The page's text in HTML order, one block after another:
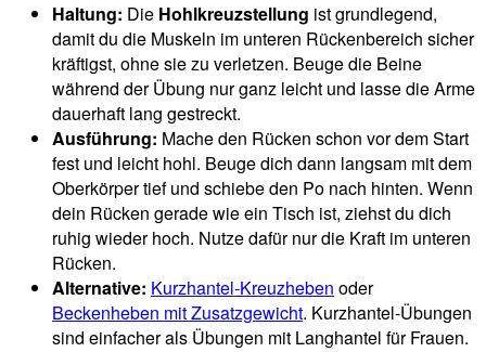
Haltung: Die Hohlkreuzstellung ist grundlegend,
damit du die Muskeln im unteren Rückenbereich sicher
kräftigst, ohne sie zu verletzen. Beuge die Beine
während der Übung nur ganz leicht und lasse die Arme
dauerhaft lang gestreckt.
Ausführung: Mache den Rücken schon vor dem Start
fest und leicht hohl. Beuge dich dann langsam mit dem
Oberkörper tief und schiebe den Po nach hinten. Wenn
dein Rücken gerade wie ein Tisch ist, ziehst du dich
ruhig wieder hoch. Nutze dafür nur die Kraft im unteren
Rücken.
Alternative: Kurzhantel-Kreuzheben oder
Beckenheben mit Zusatzgewicht. Kurzhantel-Übungen
sind einfacher als Übungen mit Langhantel für Frauen.